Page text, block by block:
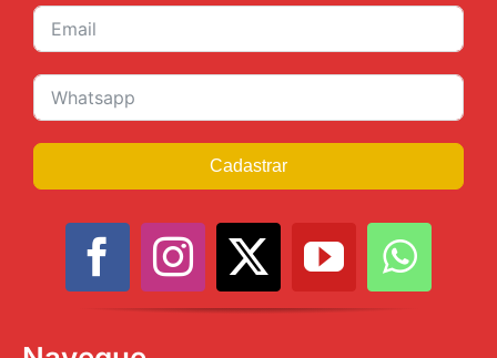
Cadastrar